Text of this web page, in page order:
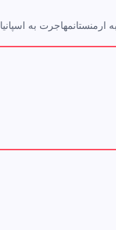
ارمنستانمهاجرت به اسپانیا